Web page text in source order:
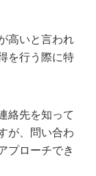
を高める3
高める
カリトル
高いと言われ
を行う際に特
絡先を知って
が、問い合わ
プローチでき